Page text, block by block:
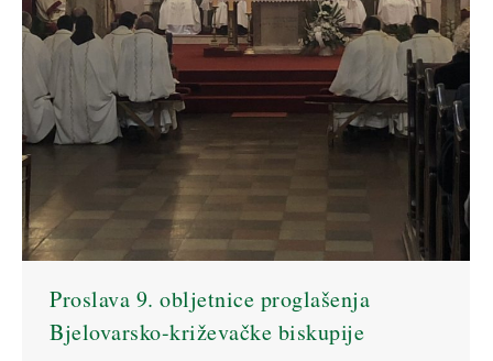
Proslava 9. obljetnice proglašenja
Bjelovarsko-križevačke biskupije